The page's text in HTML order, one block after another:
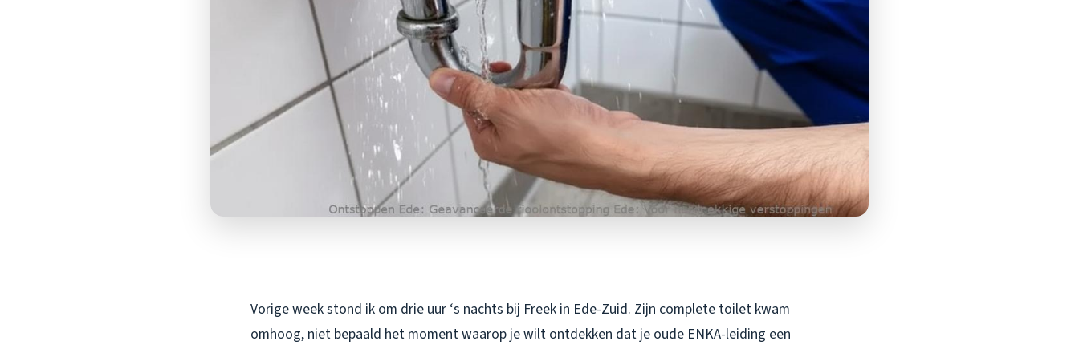
Vorige week stond ik om drie uur ‘s nachts bij Freek in Ede-Zuid. Zijn complete toilet kwam
omhoog, niet bepaald het moment waarop je wilt ontdekken dat je oude ENKA-leiding een